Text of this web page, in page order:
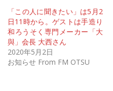
「この人に聞きたい」は5月2
日11時から。ゲストは手造り
和ろうそく専門メーカー「大
與」会長 大西さん
2020年5月2日
お知らせ From FM OTSU